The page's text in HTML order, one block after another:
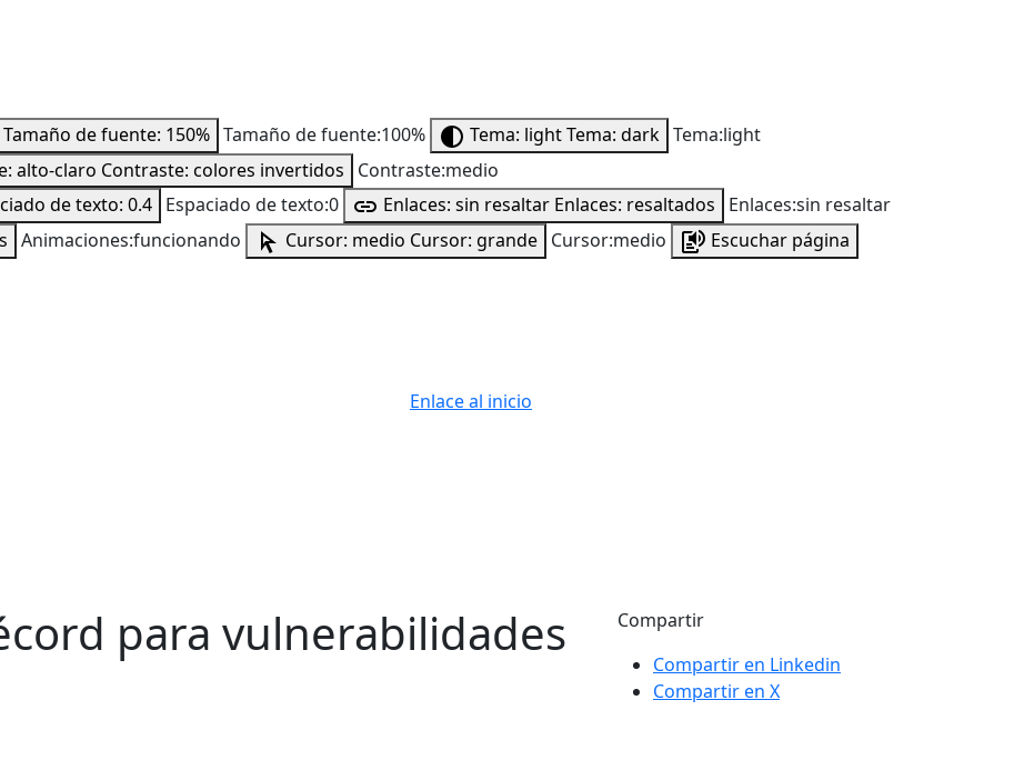
Tamaño de fuente: 150% Tamaño de fuente:100% Tema: lightTema: dark Tema:light
alto-claro Contraste: colores invertidos
Contraste:medio
de texto: 0.4 Espaciado de texto:0 Enlaces: sin resaltar Enlaces: resaltados
Enlaces:sin resaltar
Animaciones:funcionando Cursor: medio Cursor: grande Cursor:medio
Escuchar página
Enlace al inicio
para vulnerabilidades
Compartir
Compartir en Linkedin
Compartir en X